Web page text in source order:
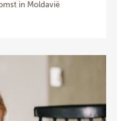
in Moldavië